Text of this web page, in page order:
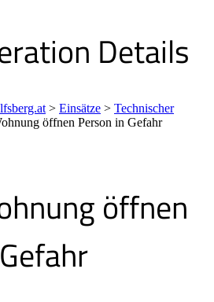
Details
> Einsätze > Technischer
öffnen Person in Gefahr
öffnen